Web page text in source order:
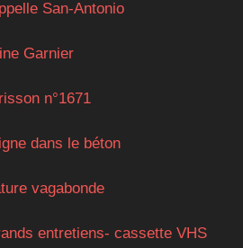
San-Antonio
Garnier
n°1671
dans le béton
vagabonde
entretiens- cassette VHS